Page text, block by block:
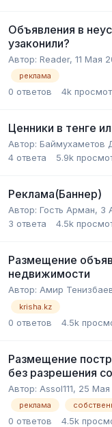
Объявления в
узаконили?
Автор: Reader, 11 Мая
реклама
0 ответов 4k
Ценники в тенге
Автор: Баймухаметов
4 ответа 5.9k
Реклама(Баннер)
Автор: Гость Арман, 3
3 ответа 4.5k
Размещение
недвижимости
Автор: Амир
krisha.kz
0 ответов 4.5k
Размещение
без разрешения
Автор: Assol111, 25 Мая
реклама
0 ответов 4.5k